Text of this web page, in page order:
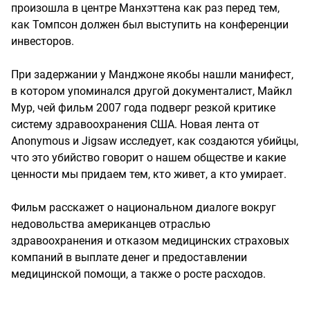
произошла в центре Манхэттена как раз перед тем,
как Томпсон должен был выступить на конференции
инвесторов.
При задержании у Манджоне якобы нашли манифест,
в котором упоминался другой документалист, Майкл
Мур, чей фильм 2007 года подверг резкой критике
систему здравоохранения США. Новая лента от
Anonymous и Jigsaw исследует, как создаются убийцы,
что это убийство говорит о нашем обществе и какие
ценности мы придаем тем, кто живет, а кто умирает.
Фильм расскажет о национальном диалоге вокруг
недовольства американцев отраслью
здравоохранения и отказом медицинских страховых
компаний в выплате денег и предоставлении
медицинской помощи, а также о росте расходов.